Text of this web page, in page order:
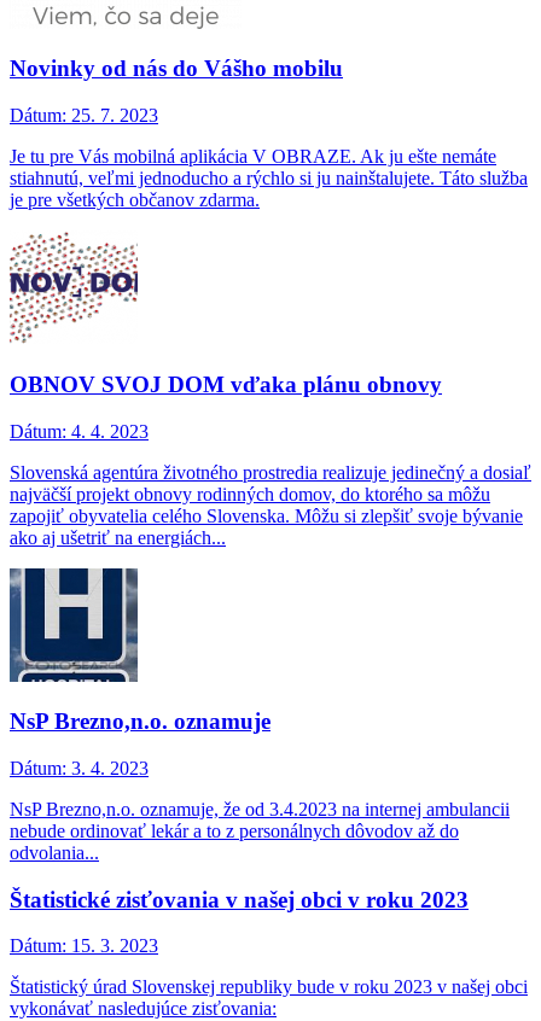
Novinky od nás do Vášho mobilu
Dátum: 25. 7. 2023
Je tu pre Vás mobilná aplikácia V OBRAZE. Ak ju ešte nemáte
stiahnutú, veľmi jednoducho a rýchlo si ju nainštalujete. Táto služba
je pre všetkých občanov zdarma.
OBNOV SVOJ DOM vďaka plánu obnovy
Dátum: 4. 4. 2023
Slovenská agentúra životného prostredia realizuje jedinečný a dosiaľ
najväčší projekt obnovy rodinných domov, do ktorého sa môžu
zapojiť obyvatelia celého Slovenska. Môžu si zlepšiť svoje bývanie
ako aj ušetriť na energiách...
NsP Brezno,n.o. oznamuje
Dátum: 3. 4. 2023
NsP Brezno,n.o. oznamuje, že od 3.4.2023 na internej ambulancii
nebude ordinovať lekár a to z personálnych dôvodov až do
odvolania...
Štatistické zisťovania v našej obci v roku 2023
Dátum: 15. 3. 2023
Štatistický úrad Slovenskej republiky bude v roku 2023 v našej obci
vykonávať nasledujúce zisťovania: